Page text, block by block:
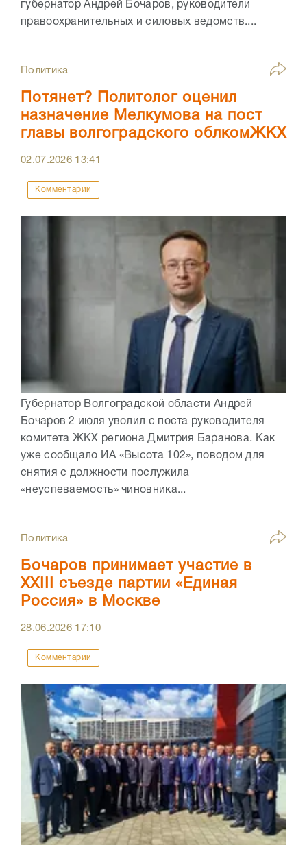
губернатор Андрей Бочаров, руководители
правоохранительных и силовых ведомств....
Политика
Потянет? Политолог оценил
назначение Мелкумова на пост
главы волгоградского облкомЖКХ
02.07.2026 13:41
Комментарии
Губернатор Волгоградской области Андрей
Бочаров 2 июля уволил с поста руководителя
комитета ЖКХ региона Дмитрия Баранова. Как
уже сообщало ИА «Высота 102», поводом для
снятия с должности послужила
«неуспеваемость» чиновника...
Политика
Бочаров принимает участие в
XXIII съезде партии «Единая
Россия» в Москве
28.06.2026 17:10
Комментарии